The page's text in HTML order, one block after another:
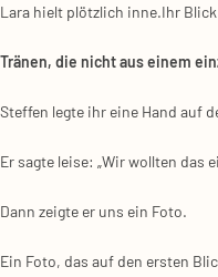
Lara hielt plötz­lich inne.Ihr
Trä­nen, die nicht aus einem
Stef­fen leg­te ihr eine Hand auf
Er sag­te lei­se: „Wir woll­ten
Dann zeig­te er uns ein Foto.
Ein Foto, das auf den ers­ten